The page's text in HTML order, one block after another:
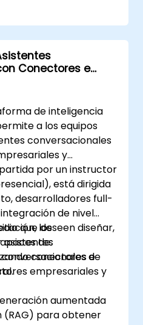
Conectores e
de inteligencia
a los equipos
conversacionales
y
por un instructor
está dirigida
desarrolladores full-
de nivel
que deseen diseñar,
asistentes
conectores e
los
de:
de
empresariales y
aumentada
para obtener